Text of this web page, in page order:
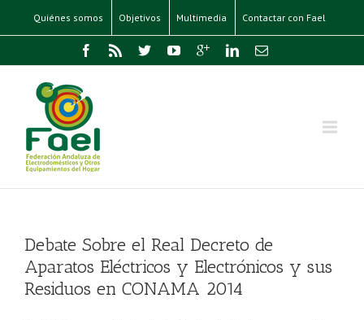
Quiénes somos Objetivos Multimedia Contactar con Fael
Debate Sobre el Real Decreto de
Aparatos Eléctricos y Electrónicos y sus
Residuos en CONAMA 2014